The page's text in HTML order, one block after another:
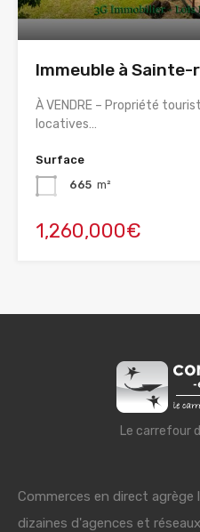
Immeuble à Sainte-
À VENDRE – Propriété
locatives…
Surface
665 m²
1,260,000€
Le carrefour
Commerces en direct agrège
dizaines d'agences et